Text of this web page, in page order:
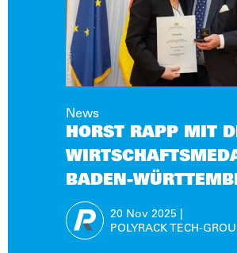
News
HORST RAPP MIT
BADEN-
AUSGEZEICHNET
20 Nov 2025
POLYRACK TECH-